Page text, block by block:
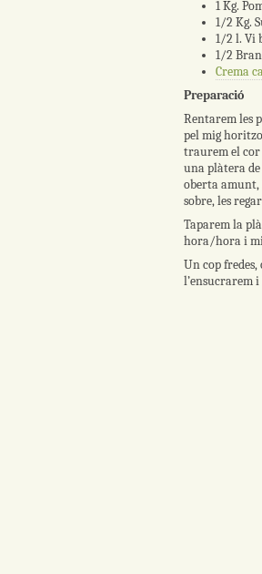
1 Kg.
1/2 Kg.
1/2 l. Vi
1/2
Crema
Preparació
Rentarem les
pel mig
traurem el cor
una plàtera
oberta amunt,
sobre, les
Taparem la
hora/hora i
Un cop fredes,
l’ensucrarem